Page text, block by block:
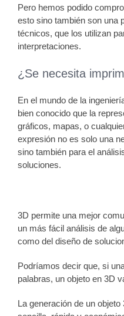
Pero hemos podido
esto sino también son una
técnicos, que los utilizan
interpretaciones.
¿Se necesita
En el mundo de la
bien conocido que la
gráficos, mapas, o
expresión no es solo una
sino también para el
soluciones.
3D permite una mejor
un más fácil análisis de
como del diseño de
Podríamos decir que, si
palabras, un objeto en 3D
La generación de un